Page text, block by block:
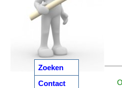
Zoeken
Contact